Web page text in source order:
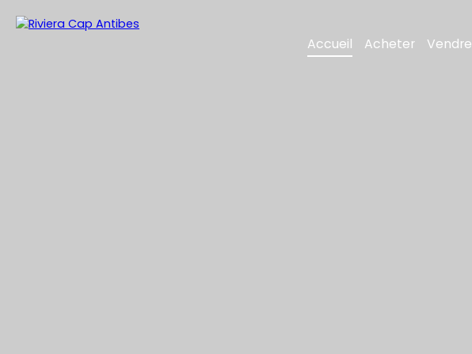
Accueil Acheter Vendre